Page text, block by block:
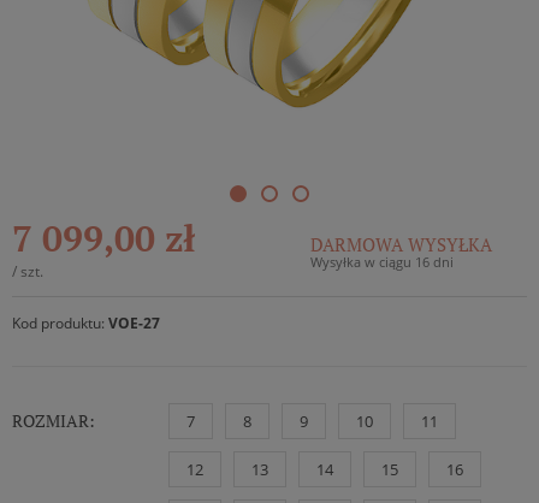
7 099,00 zł
/ szt.
DARMOWA WYSYŁKA
Wysyłka w ciągu 16 dni
Kod produktu: VOE-27
ROZMIAR: 7 8 9 10 11
12 13 14 15 16